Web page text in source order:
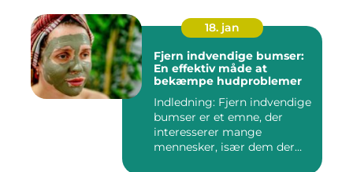
18. jan
Fjern indvendige bumser:
En effektiv måde at
bekæmpe hudproblemer
Indledning: Fjern indvendige
bumser er et emne, der
interesserer mange
mennesker, især dem der